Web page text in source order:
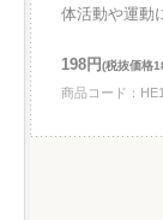
体活動や運動
198円(税抜価格
商品コード：